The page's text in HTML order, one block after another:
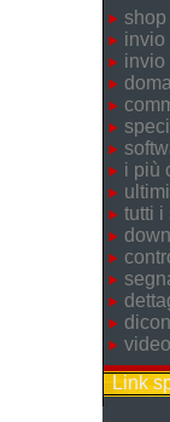
invio
invio
i più
tutti i
Link